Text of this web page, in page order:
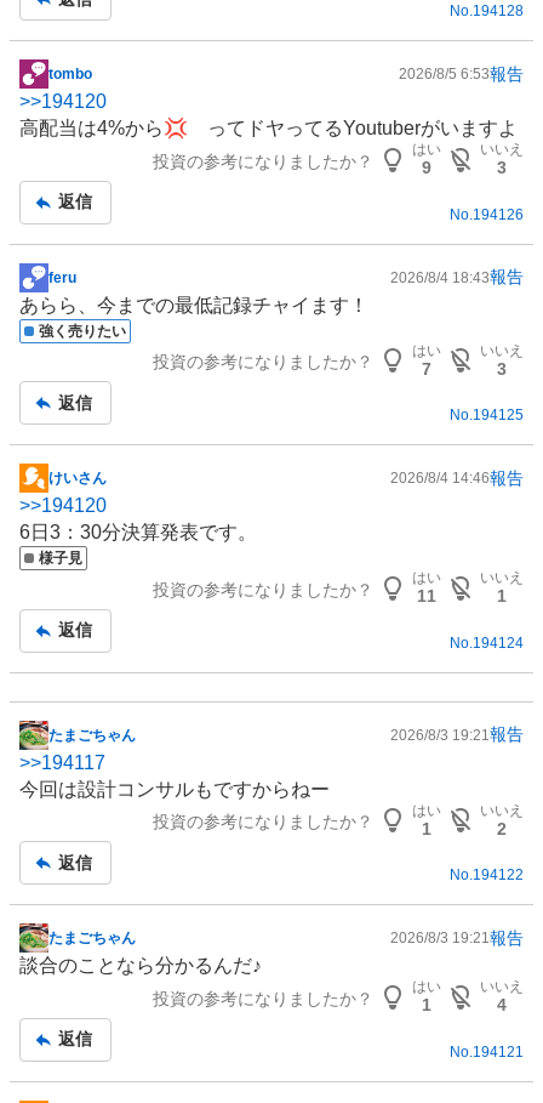
事 No.194128
掲
示
板
tombo 2026/8/5 6:53報告
>>194120
高配当は4%から💢 ってドヤってるYoutuberがいますよ
投資の参考になりましたか？
はい
9
いいえ
3
返信
No. 194126
掲
示
板
feru 2026/8/4 18:43報告
あらら、今までの最低記録チャイます！
強く売りたい
投資の参考になりましたか？
はい
7
いいえ
3
返信
No.194125
掲
示
板
記
けいさん 2026/8/4 14:46報告
>>194120
6日3：30分決算発表です。
様子見
投資の参考になりましたか？
はい
11
いいえ
1
返信
No. 194124
掲
示
板
たまごちゃん 2026/8/3 19:21 報告
>>194117
今回は設計コンサルもですからねー
投資の参考になりましたか？
はい
1
いいえ
2
返信
No.194122
掲
示
事
たまごちゃん 2026/8/3 19:21報告
談合のことなら分かるんだ♪
投資の参考になりましたか？
はい
1
いいえ
4
返信
No. 194121